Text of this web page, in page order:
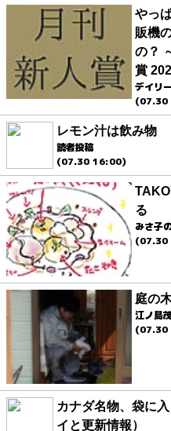
やっ
販機
の？
賞
デイリ
レモン汁は飲み物
読者投稿
(07.30 16:00)
る
みさ子
庭の
江ノ島
カナダ名物、袋に
イと更新情報）